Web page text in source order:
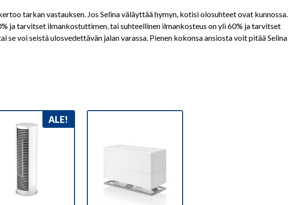
tarkan vastauksen. Jos Selina väläyttää hymyn, kotisi olosuhteet ovat kunnossa.
ja tarvitset ilmankostuttimen, tai suhteellinen ilmankosteus on yli 60% ja tarvitset
se voi seistä ulosvedettävän jalan varassa. Pienen kokonsa ansiosta voit pitää Selina
ALE!
tehdä